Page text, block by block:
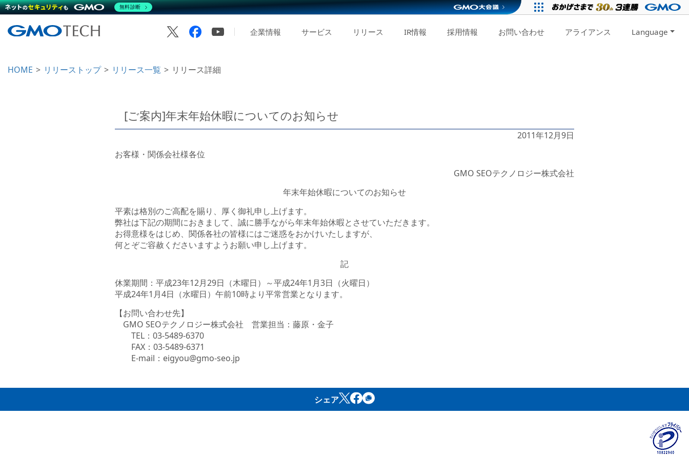
企業情報 サービス リリース IR情報 採用情報 お問い合わせ アライアンス Language
HOME リリーストップ リリース一覧 リリース詳細
[ご案内]年末年始休暇についてのお知らせ
2011年12月9日
お客様・関係会社様各位
GMO SEOテクノロジー株式会社
年末年始休暇についてのお知らせ
平素は格別のご高配を賜り、厚く御礼申し上げます。
弊社は下記の期間におきまして、誠に勝手ながら年末年始休暇とさせていただきます。
お得意様をはじめ、関係各社の皆様にはご迷惑をおかけいたしますが、
何とぞご容赦くださいますようお願い申し上げます。
記
休業期間：平成23年12月29日（木曜日）～平成24年1月3日（火曜日）
平成24年1月4日（水曜日）午前10時より平常営業となります。
【お問い合わせ先】
GMO SEOテクノロジー株式会社 営業担当：藤原・金子
TEL：03-5489-6370
FAX：03-5489-6371
E-mail：eigyou@gmo-seo.jp
シェア
無料診断